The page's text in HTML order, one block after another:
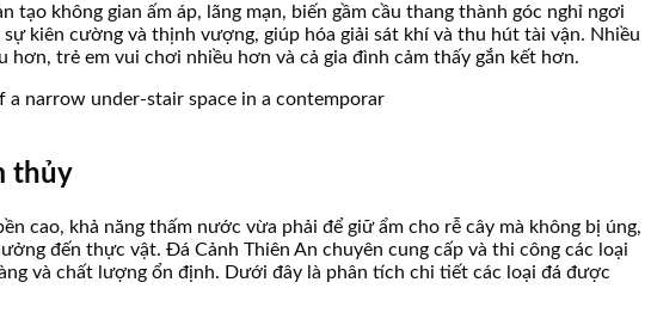
không gian ấm áp, lãng mạn, biến gầm cầu thang thành góc nghỉ ngơi
kiên cường và thịnh vượng, giúp hóa giải sát khí và thu hút tài vận. Nhiều
hơn, trẻ em vui chơi nhiều hơn và cả gia đình cảm thấy gắn kết hơn.
thủy
cao, khả năng thấm nước vừa phải để giữ ẩm cho rễ cây mà không bị úng,
đến thực vật. Đá Cảnh Thiên An chuyên cung cấp và thi công các loại
và chất lượng ổn định. Dưới đây là phân tích chi tiết các loại đá được